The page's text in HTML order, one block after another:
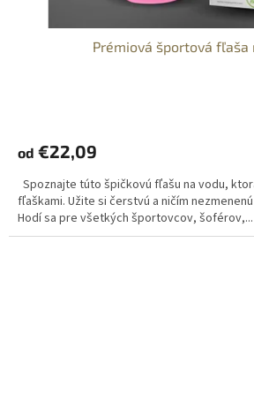
Prémiová športová fľaša
od €22,09
Spoznajte túto špičkovú fľašu na vodu,
fľaškami. Užite si čerstvú a ničím
Hodí sa pre všetkých športovcov, šoférov,...